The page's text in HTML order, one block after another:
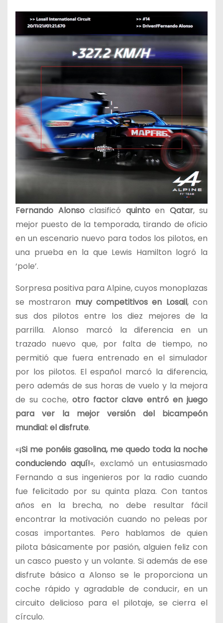
Fernando Alonsoclasificó quinto en Qatar, su
mejor puesto de la temporada, tirando de oficio
en un escenario nuevo para todos los pilotos, en
una prueba en la que Lewis Hamilton logró la
‘pole’.
Sorpresa positiva para Alpine, cuyos monoplazas
se mostraron muy competitivos en Losail, con
sus dos pilotos entre los diez mejores de la
parrilla. Alonso marcó la diferencia en un
trazado nuevo que, por falta de tiempo, no
permitió que fuera entrenado en el simulador
por los pilotos. El español marcó la diferencia,
pero además de sus horas de vuelo y la mejora
de su coche, otro factor clave entró en juego
para ver la mejor versión del bicampeón
mundial: el disfrute.
«¡Si me ponéis gasolina, me quedo toda la noche
conduciendo aquí!«, exclamó un entusiasmado
Fernando a sus ingenieros por la radio cuando
fue felicitado por su quinta plaza. Con tantos
años en la brecha, no debe resultar fácil
encontrar la motivación cuando no peleas por
cosas importantes. Pero hablamos de quien
pilota básicamente por pasión, alguien feliz con
un casco puesto y un volante. Si además de ese
disfrute básico a Alonso se le proporciona un
coche rápido y agradable de conducir, en un
circuito delicioso para el pilotaje, se cierra el
círculo.